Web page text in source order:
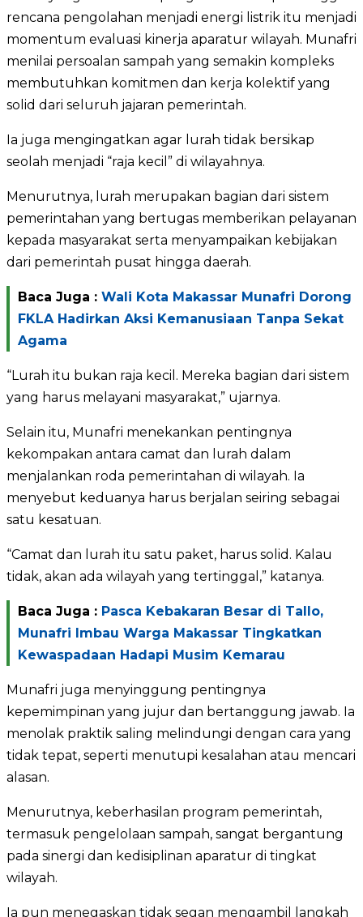
rencana pengolahan menjadi energi listrik itu menjadi
momentum evaluasi kinerja aparatur wilayah. Munafri
menilai persoalan sampah yang semakin kompleks
membutuhkan komitmen dan kerja kolektif yang
solid dari seluruh jajaran pemerintah.
Ia juga mengingatkan agar lurah tidak bersikap
seolah menjadi “raja kecil” di wilayahnya.
Menurutnya, lurah merupakan bagian dari sistem
pemerintahan yang bertugas memberikan pelayanan
kepada masyarakat serta menyampaikan kebijakan
dari pemerintah pusat hingga daerah.
Baca Juga : Wali Kota Makassar Munafri Dorong
FKLA Hadirkan Aksi Kemanusiaan Tanpa Sekat
Agama
“Lurah itu bukan raja kecil. Mereka bagian dari sistem
yang harus melayani masyarakat,” ujarnya.
Selain itu, Munafri menekankan pentingnya
kekompakan antara camat dan lurah dalam
menjalankan roda pemerintahan di wilayah. Ia
menyebut keduanya harus berjalan seiring sebagai
satu kesatuan.
“Camat dan lurah itu satu paket, harus solid. Kalau
tidak, akan ada wilayah yang tertinggal,” katanya.
Baca Juga : Pasca Kebakaran Besar di Tallo,
Munafri Imbau Warga Makassar Tingkatkan
Kewaspadaan Hadapi Musim Kemarau
Munafri juga menyinggung pentingnya
kepemimpinan yang jujur dan bertanggung jawab. Ia
menolak praktik saling melindungi dengan cara yang
tidak tepat, seperti menutupi kesalahan atau mencari
alasan.
Menurutnya, keberhasilan program pemerintah,
termasuk pengelolaan sampah, sangat bergantung
pada sinergi dan kedisiplinan aparatur di tingkat
wilayah.
Ia pun menegaskan tidak segan mengambil langkah